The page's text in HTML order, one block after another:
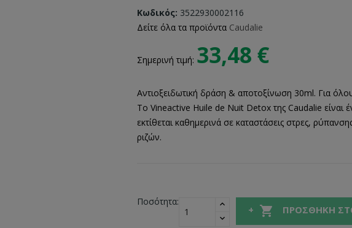
Κωδικός: 3522930002116
Δείτε όλα τα προϊόντα Caudalie
Σημερινή τιμή: 33,48 €
Αντιοξειδωτική δράση & αποτοξίνωση 30ml. Για
Το Vineactive Huile de Nuit Detox της Caudalie είναι
εκτίθεται καθημερινά σε καταστάσεις στρες,
ριζών.
Ποσότητα:
 ΠΡΟΣΘΉΚΗ